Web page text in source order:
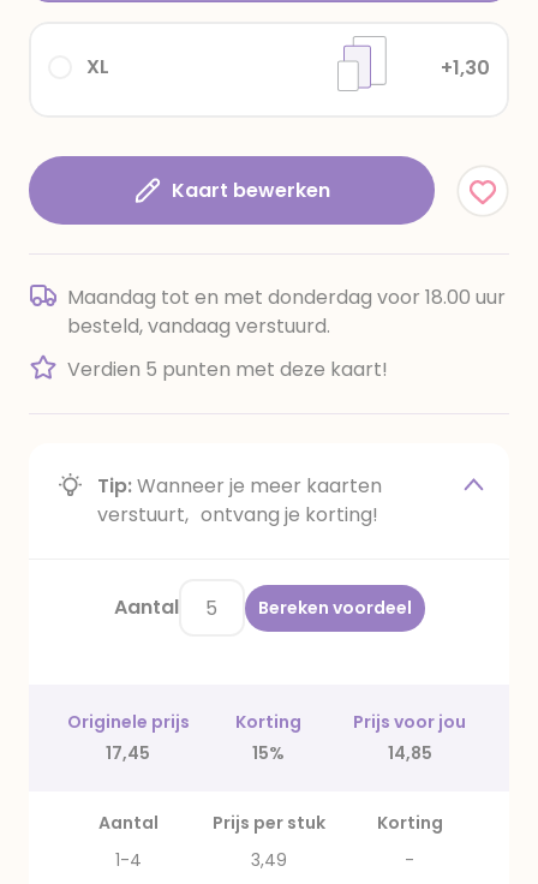
XL +1,30
Kaart bewerken
Maandag tot en met donderdag voor 18.00 uur
besteld, vandaag verstuurd.
Verdien 5 punten met deze kaart!
Tip:Wanneer je meer kaarten
verstuurt, ontvang je korting!
Aantal Bereken voordeel
Originele prijs Korting
Prijs voor jou
17,45
15% 14,85
Aantal Prijs per stuk
Korting
1-4
3,49
-